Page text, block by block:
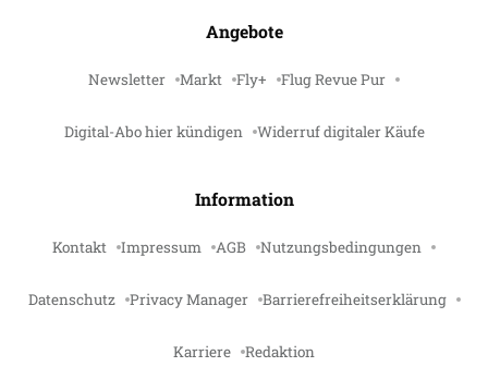
Angebote
Newsletter Markt Fly+ Flug Revue Pur
Digital-Abo hier kündigen Widerruf digitaler Käufe
Information
Kontakt Impressum AGB Nutzungsbedingungen
Datenschutz Privacy Manager Barrierefreiheitserklärung
Karriere Redaktion